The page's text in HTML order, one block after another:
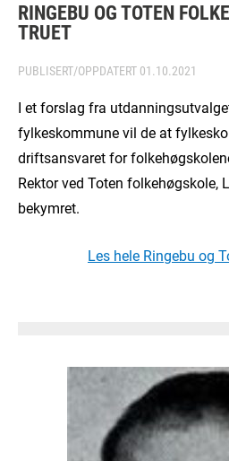
RINGEBU OG TOTEN
TRUET
PUBLISERT/OPPDATERT 01.10.2021
I et forslag fra
fylkeskommune vil de at
driftsansvaret for
Rektor ved Toten folkehøgskole,
bekymret.
Les hele Ringebu og